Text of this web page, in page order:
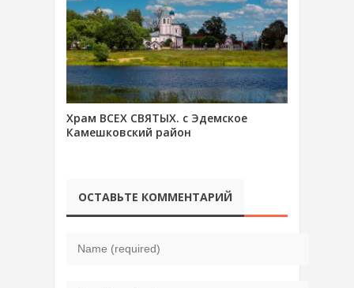
Храм ВСЕХ СВЯТЫХ. с Эдемское
Камешковский район
ОСТАВЬТЕ КОММЕНТАРИЙ